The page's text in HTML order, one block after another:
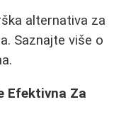
alternativa za
Saznajte više o
Efektivna Za